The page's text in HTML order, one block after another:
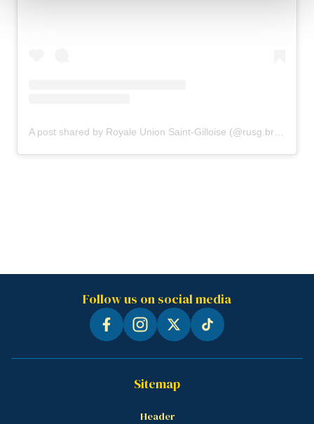
Follow us on social media
Sitemap
Header